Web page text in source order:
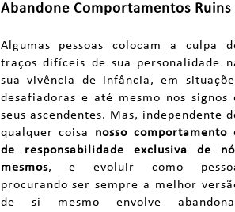
Abandone Comportamentos Ruins
Algumas pessoas colocam a culpa
traços difíceis de sua personalidade
sua vivência de infância, em
desafiadoras e até mesmo nos signos
seus ascendentes. Mas, independente
qualquer coisa
nosso comportamento
de responsabilidade exclusiva de
mesmos, e evoluir como
procurando ser sempre a melhor
de si mesmo envolve